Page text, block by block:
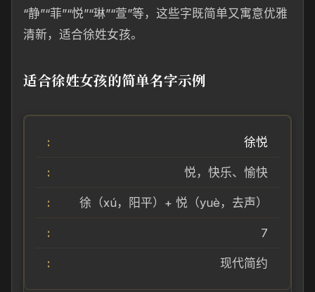
“静”“菲”“悦”“琳”“萱”等，这些字既简单又寓意优雅
清新，适合徐姓女孩。
适合徐姓女孩的简单名字示例
徐悦
悦，快乐、愉快
徐（xú，阳平）+ 悦（yuè，去声）
7
现代简约